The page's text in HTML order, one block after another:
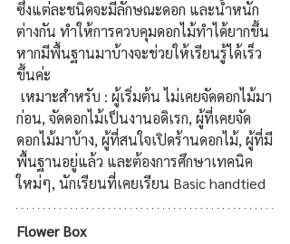
ซึ่งแต่ละชนิดจะมีลักษณะดอก และน้ำหนัก
ต่างกัน ทำให้การควบคุมดอกไม้ทำได้ยากขึ้น
หากมีพื้นฐานมาบ้างจะช่วยให้เรียนรู้ได้เร็ว
ขึ้นค่ะ
เหมาะสำหรับ : ผู้เริ่มต้น ไม่เคยจัดดอกไม้มา
ก่อน, จัดดอกไม้เป็นงานอดิเรก, ผู้ที่เคยจัด
ดอกไม้มาบ้าง, ผู้ที่สนใจเปิดร้านดอกไม้, ผู้ที่มี
พื้นฐานอยู่แล้ว และต้องการศึกษาเทคนิค
ใหม่ๆ, นักเรียนที่เคยเรียน Basic handtied
Flower Box